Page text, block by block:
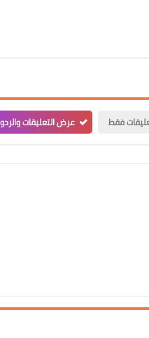
فقط عرض التعليقات